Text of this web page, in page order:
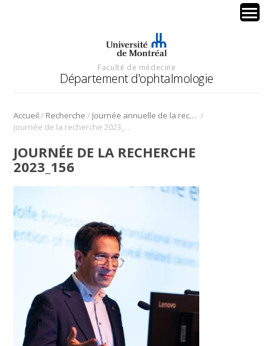
Faculté de médecine
Département d'ophtalmologie
Accueil / Recherche / Journée annuelle de la recherche en ophtalmologie de l’Université de Montréal /
Journée de la recherche 2023_156
JOURNÉE DE LA RECHERCHE
2023_156